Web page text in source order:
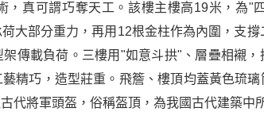
，真可謂巧奪天工。該樓主樓高19米，為"
大部分重力，再用12根金柱作為內圍，支
傳載負荷。三樓用"如意斗拱"、層疊相襯
精巧，造型莊重。飛簷、樓頂均蓋黃色琉
代將軍頭盔，俗稱盔頂，為我國古代建築中